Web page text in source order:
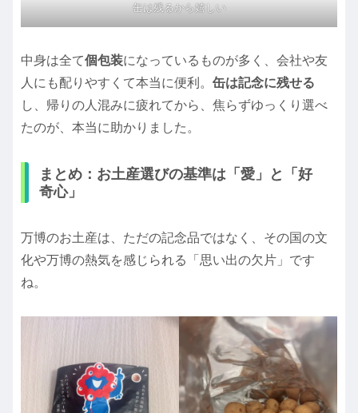
缶は残るから嬉しい
中身は全て個包装になっているものが多く、会社や友
人にも配りやすくて本当に便利。 缶は記念に残せる
し、帰りの人混みに疲れてから、焦らずゆっくり選べ
たのが、本当に助かりました。
まとめ：お土産選びの基準は「愛」と「好
奇心」
万博のお土産は、ただの記念品ではなく、その国の文
化や万博の熱気を感じられる「思い出の欠片」です
ね。